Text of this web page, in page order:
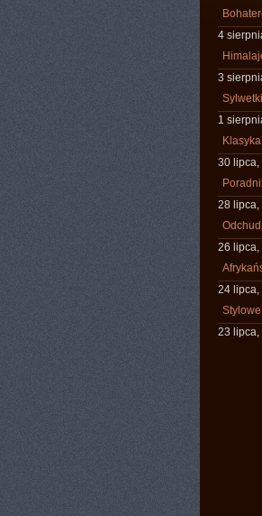
4
3
1
30 lipca,
28 lipca,
26 lipca,
24 lipca,
23 lipca,